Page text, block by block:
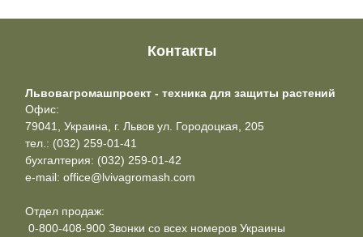
Контакты
Львовагромашпроект - техника для защиты растений
Офис:
79041, Украина, г. Львов ул. Городоцкая, 205
тел.: (032) 259-01-41
бухгалтерия: (032) 259-01-42
e-mail: office@lvivagromash.com
Отдел продаж:
0-800-408-900 Звонки со всех номеров Украины